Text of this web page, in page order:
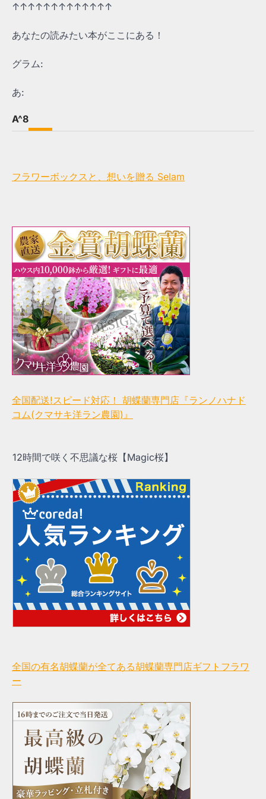
↑↑↑↑↑↑↑↑↑↑↑↑↑
あなたの読みたい本がここにある！
グラム:
あ:
A^8
フラワーボックスと、想いを贈る Selam
全国配送!スピード対応！ 胡蝶蘭専門店『ランノハナド
コム(クマサキ洋ラン農園)』
12時間で咲く不思議な桜【Magic桜】
全国の有名胡蝶蘭が全てある胡蝶蘭専門店ギフトフラワ
ー